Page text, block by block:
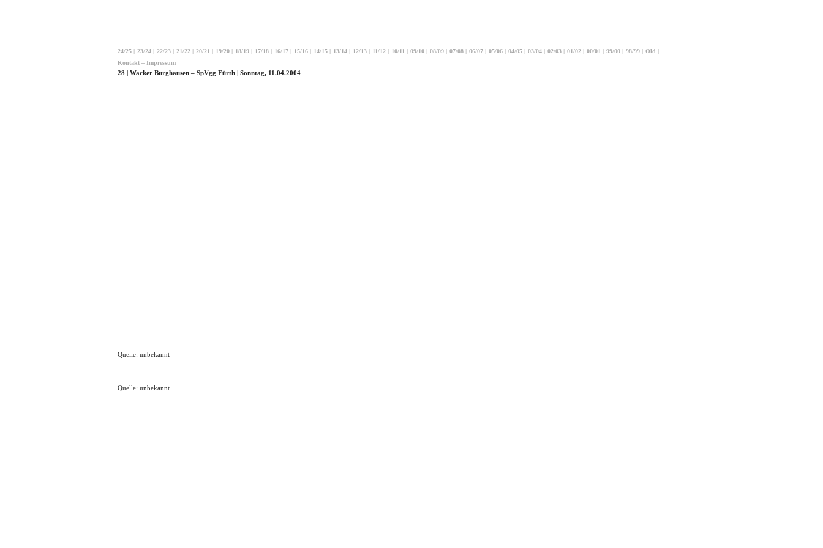
24/25 | 23/24 | 22/23 | 21/22 | 20/21 | 19/20 | 18/19 | 17/18 | 16/17 | 15/16 | 14/15 | 13/14 | 12/13 | 11/12 | 10/11 | 09/10 | 08/09 | 07/08 | 06/07 | 05/06 | 04/05 | 03/04 | 02/03 | 01/02 | 00/01 | 99/00 | 98/99 | Old |
Kontakt – Impressum
28 | Wacker Burghausen – SpVgg Fürth | Sonntag, 11.04.2004
Quelle: unbekannt
Quelle: unbekannt